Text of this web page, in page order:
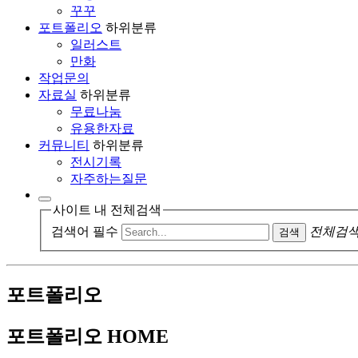
꾸꾸
포트폴리오 하위분류
일러스트
만화
작업문의
자료실 하위분류
무료나눔
유용한자료
커뮤니티 하위분류
전시기록
자주하는질문
사이트 내 전체검색
검색어 필수
검색 전체검
포트폴리오
포트폴리오 HOME